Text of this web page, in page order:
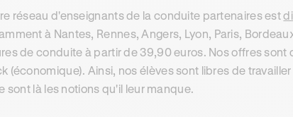
réseau d'enseignants de la conduite partenaires est
à Nantes, Rennes, Angers, Lyon, Paris,
de conduite à partir de 39,90 euros. Nos offres
(économique). Ainsi, nos élèves sont libres de
sont là les notions qu'il leur manque.